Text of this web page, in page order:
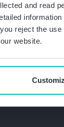
and read
reject the
website.
Kontakt